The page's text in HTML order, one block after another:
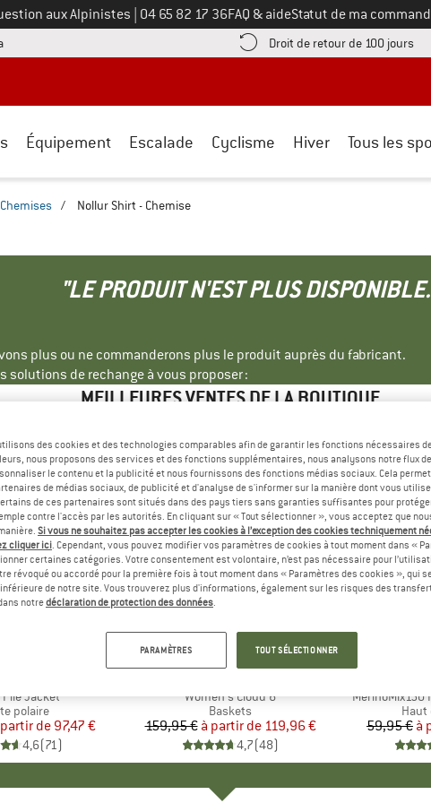
aux Alpinistes Appelez-nous au
04 65 82 17 36FAQ & aideStatut de ma
Trouve les informations de paiement ici ! Ouvre une boîte d'information
Droit de retour de 100 jours
Équipement Escalade Cyclisme Hiver Tous les
Chemises / Nollur Shirt - Chemise
"LE PRODUIT N'EST PLUS
plus ou ne commanderons plus le produit auprès du fabricant.
de rechange à vous proposer :
MEILLEURES VENTES DE LA BOUTIQUE
Jacket
group
polaire
Prix
Prix réduit
de 97,47 €
4,6(71)
%
+10
Article
Women's Cloud 6
Product group
Baskets
Prix
159,95 € Prix réduit
à partir de 119,96 €
4,7(48)
Remise
Jusqu'à -25 %
Article
MerinoMix150
Haut
59,95 € à
Jusqu'à
des cookies et des technologies comparables afin de garantir les fonctions nécessaires
nous proposons des services et des fonctions supplémentaires, nous analysons notre flux
le contenu et la publicité et nous fournissons des fonctions médias sociaux. Cela
de médias sociaux, de publicité et d'analyse de s'informer sur la manière dont vous
de ces partenaires sont situés dans des pays tiers sans garanties suffisantes pour
contre l'accès par les autorités. En cliquant sur « Tout sélectionner », vous acceptez que
Si vous ne souhaitez pas accepter les cookies à l’exception des cookies techniquement
cliquer ici. Cependant, vous pouvez modifier vos paramètres de cookies à tout moment dans «
certaines catégories. Votre consentement est volontaire, n’est pas nécessaire pour
révoqué ou accordé pour la première fois à tout moment dans « Paramètres des cookies », qui
de notre site. Vous trouverez plus d'informations, également sur les risques des
notredéclaration de protection des données.
PARAMÈTRES TOUT SÉLECTIONNER